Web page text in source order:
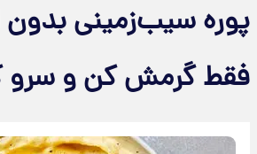
پوره سیب‌زمینی
فقط گرمش کن و سرو